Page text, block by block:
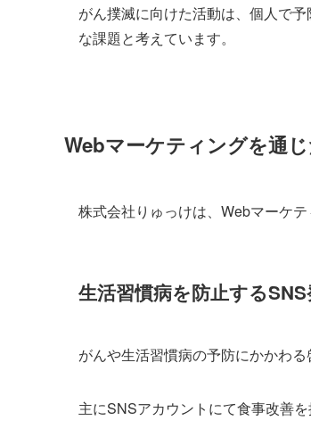
がん撲滅に向けた活動は、個人で
な課題と考えています。
Webマーケティングを通
株式会社りゅっけは、Webマーケ
生活習慣病を防止する
がんや生活習慣病の予防にかかわ
主にSNSアカウントにて食事改善